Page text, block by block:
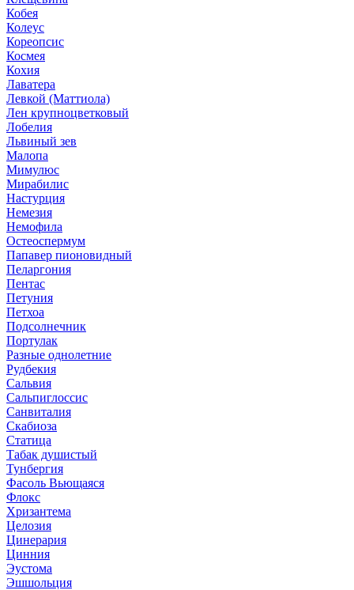
Кобея
Колеус
Кореопсис
Космея
Кохия
Лаватера
Левкой (Маттиола)
Лен крупноцветковый
Лобелия
Львиный зев
Малопа
Мимулюс
Мирабилис
Настурция
Немезия
Немофила
Остеоспермум
Папавер пионовидный
Пеларгония
Пентас
Петуния
Петхоа
Подсолнечник
Портулак
Разные однолетние
Рудбекия
Сальвия
Сальпиглоссис
Санвиталия
Скабиоза
Статица
Табак душистый
Тунбергия
Фасоль Вьющаяся
Флокс
Хризантема
Целозия
Цинерария
Цинния
Эустома
Эшшольция